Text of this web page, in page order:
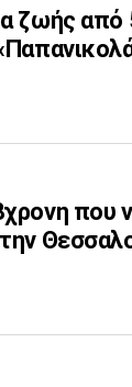
ζωής από
που